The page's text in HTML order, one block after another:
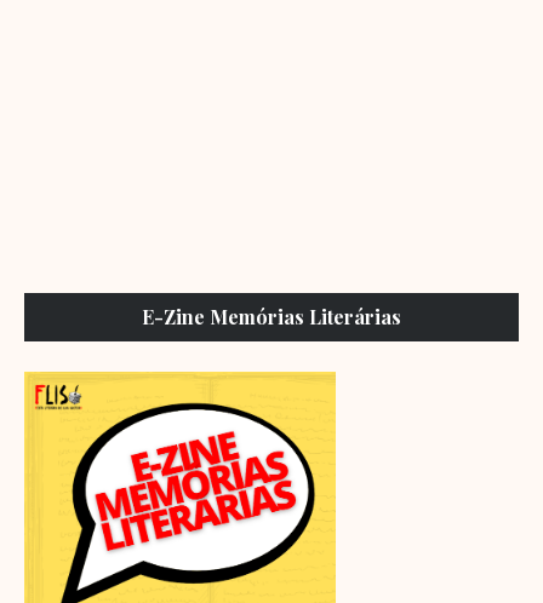
E-Zine Memórias Literárias